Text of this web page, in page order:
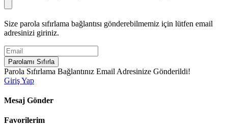
Size parola sıfırlama bağlantısı gönderebilmemiz için lütfen email
adresinizi giriniz.
Parolamı Sıfırla
Parola Sıfırlama Bağlantınız Email Adresinize Gönderildi!
Giriş Yap
Mesaj Gönder
Favorilerim